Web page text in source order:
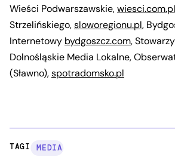
Wieści Podwarszawskie,wiesci.com.pl
Strzelińskiego,sloworegionu.pl,
Internetowy bydgoszcz.com,
Dolnośląskie Media Lokalne,
(Sławno),spotradomsko.pl
TAGI: MEDIA